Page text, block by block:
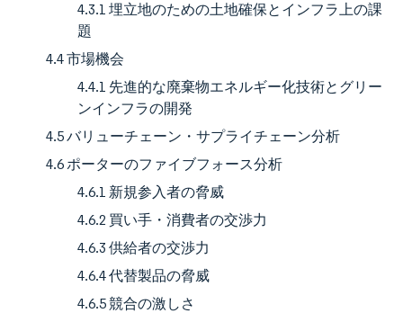
4.3.1 埋立地のための土地確保とインフラ上の課
題
4.4 市場機会
4.4.1 先進的な廃棄物エネルギー化技術とグリー
ンインフラの開発
4.5 バリューチェーン・サプライチェーン分析
4.6 ポーターのファイブフォース分析
4.6.1 新規参入者の脅威
4.6.2 買い手・消費者の交渉力
4.6.3 供給者の交渉力
4.6.4 代替製品の脅威
4.6.5 競合の激しさ